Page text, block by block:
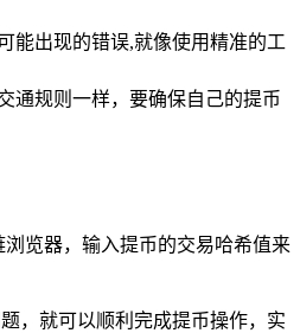
能出现的错误,就像使用精准的工
通规则一样，要确保自己的提币
览器，输入提币的交易哈希值来
，就可以顺利完成提币操作，实